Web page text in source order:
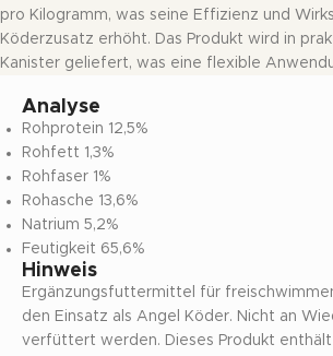
pro Kilogramm, was seine Effizienz und
Köderzusatz erhöht. Das Produkt wird in
Kanister geliefert, was eine flexible
Analyse
Rohprotein 12,5%
Rohfett 1,3%
Rohfaser 1%
Rohasche 13,6%
Natrium 5,2%
Feutigkeit 65,6%
Hinweis
Ergänzungsfuttermittel für
den Einsatz als Angel Köder. Nicht an
verfüttert werden. Dieses Produkt